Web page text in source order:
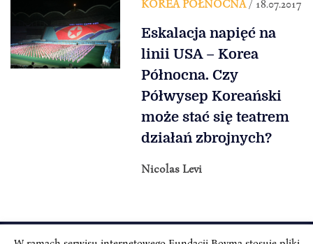
KOREA PÓŁNOCNA/ 18.07.2017
Eskalacja napięć na
linii USA – Korea
Północna. Czy
Półwysep Koreański
może stać się teatrem
działań zbrojnych?
Nicolas Levi